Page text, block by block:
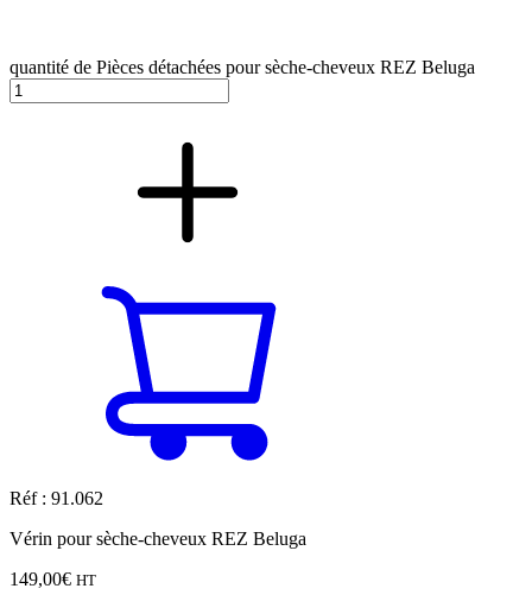
quantité de Pièces détachées pour sèche-cheveux REZ Beluga
Réf : 91.062
Vérin pour sèche-cheveux REZ Beluga
149,00€ HT